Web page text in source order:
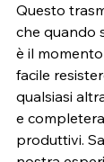
Questo
che quando
è il
facile
qualsiasi
e
produttivi.